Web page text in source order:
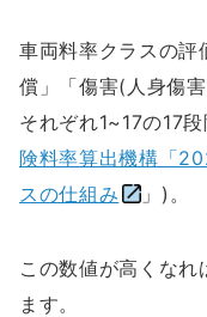
車両料率クラスの評
償」「傷害(人身傷
それぞれ1~17の17
険料率算出機構「
スの仕組み
」)。
この数値が高くなれ
ます。